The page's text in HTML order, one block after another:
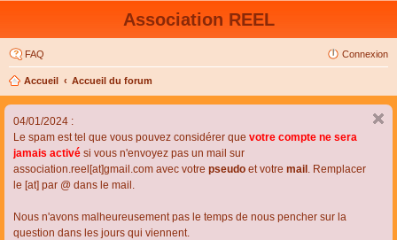
Association REEL
FAQ Connexion
Accueil Accueil du forum
04/01/2024 :
Le spam est tel que vous pouvez considérer que votre compte ne sera
jamais activé si vous n'envoyez pas un mail sur
association.reel[at]gmail.com avec votre pseudo et votre mail . Remplacer
le [at] par @ dans le mail.
Nous n'avons malheureusement pas le temps de nous pencher sur la
question dans les jours qui viennent.